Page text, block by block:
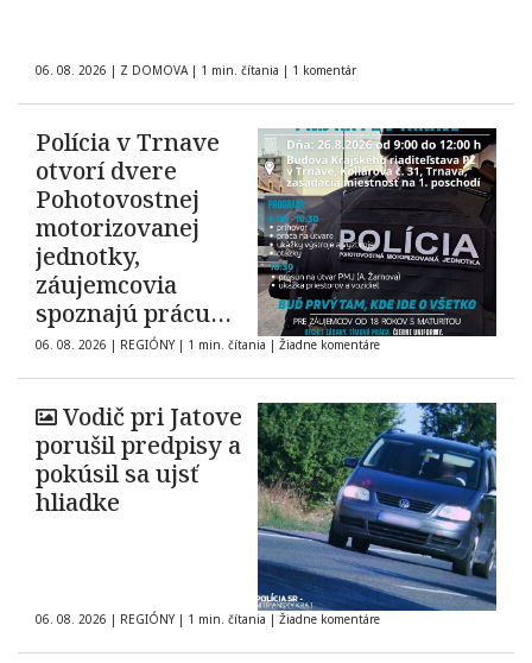
06. 08. 2026 | Z DOMOVA | 1 min. čítania | 1 komentár
Polícia v Trnave
otvorí dvere
Pohotovostnej
motorizovanej
jednotky,
záujemcovia
spoznajú prácu
zásahovej jednotky
06. 08. 2026 | REGIÓNY | 1 min. čítania | Žiadne komentáre
Vodič pri Jatove
porušil predpisy a
pokúsil sa ujsť
hliadke
06. 08. 2026 | REGIÓNY | 1 min. čítania | Žiadne komentáre